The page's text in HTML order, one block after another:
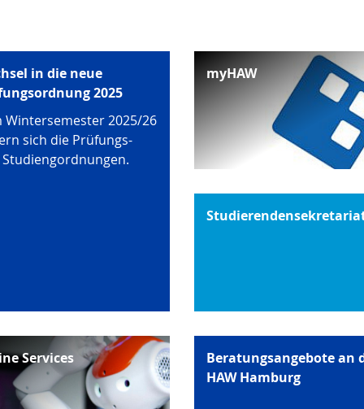
in die neue
2025
Wintersemester 2025/26
sich die Prüfungs-
Services
myHAW
Beratungsangebote an
HAW Hamburg